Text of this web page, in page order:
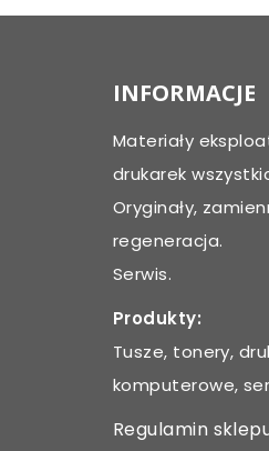
INFORMACJE
Materiały
drukarek
Oryginały,
regeneracja.
Serwis.
Produkty:
Tusze, tonery,
komputerowe,
Regulamin